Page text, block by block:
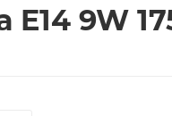
9W